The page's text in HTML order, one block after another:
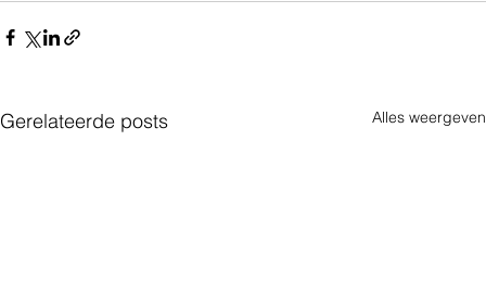
Gerelateerde posts Alles weergeven